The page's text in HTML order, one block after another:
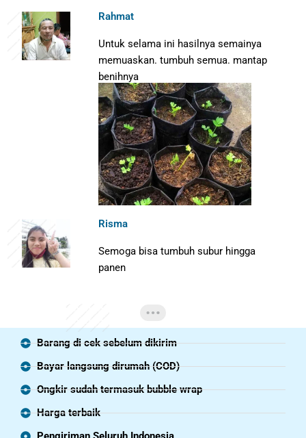
Rahmat
Untuk selama ini hasilnya semainya
memuaskan. tumbuh semua. mantap
benihnya
Risma
Semoga bisa tumbuh subur hingga
panen
Barang di cek sebelum dikirim
Bayar langsung dirumah (COD)
Ongkir sudah termasuk bubble wrap
Harga terbaik